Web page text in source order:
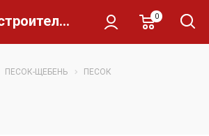
Магазин строительных материалов Склад Кирпича 0
ПЕСОК-ЩЕБЕНЬ ПЕСОК